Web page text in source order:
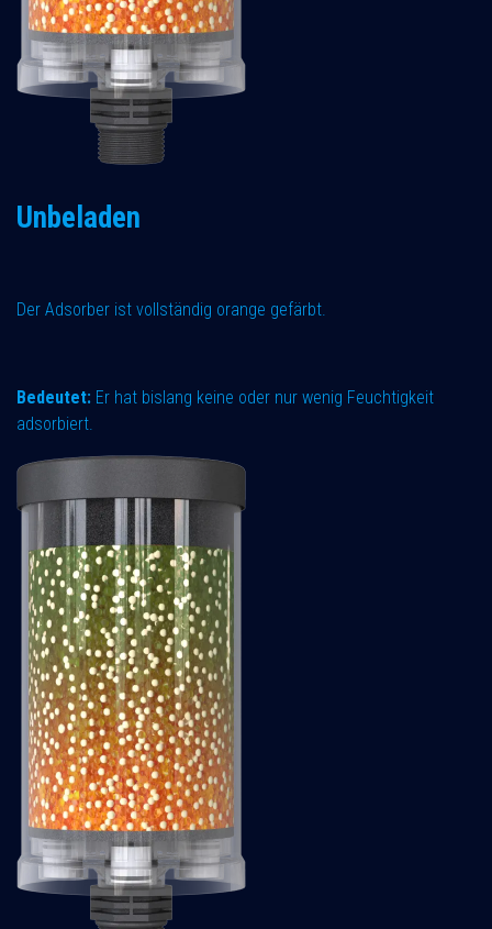
Unbeladen
Der Adsorber ist vollständig orange gefärbt.
Bedeutet: Er hat bislang keine oder nur wenig Feuchtigkeit
adsorbiert.